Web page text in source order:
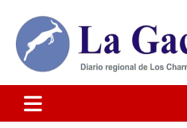
contenido
Diario La Gacela